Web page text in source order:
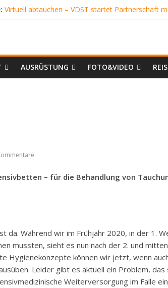
Virtuell abtauchen – VDST startet Partnerschaft
DER WEISSABGLEICH
AUSRÜSTUNG FOTO&VIDEO
– für die Behandlung von
da. Während wir im Frühjahr 2020, in der 1.
mussten, sieht es nun nach der 2. und
Hygienekonzepte können wir jetzt, wenn
Leider gibt es aktuell ein Problem, das
Weiterversorgung im Falle